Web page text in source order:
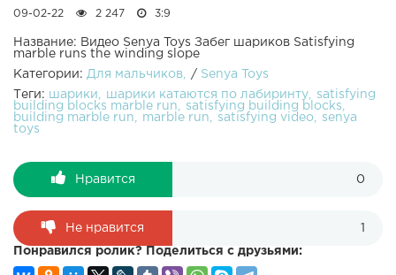
09-02-22 2 247 3:9
Название: Видео Senya Toys Забег шариков Satisfying
marble runs the winding slope
Категории: Для мальчиков / Senya Toys
Теги:
шарики шарики катаются по лабиринту
satisfying
building blocks marble run
satisfying building blocks
building marble run
marble run satisfying video
senya
toys
Нравится 0
Не нравится
Понравился ролик? Поделиться с друзьями: